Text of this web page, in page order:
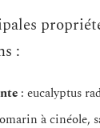
:
: eucalyptus
à cinéole,